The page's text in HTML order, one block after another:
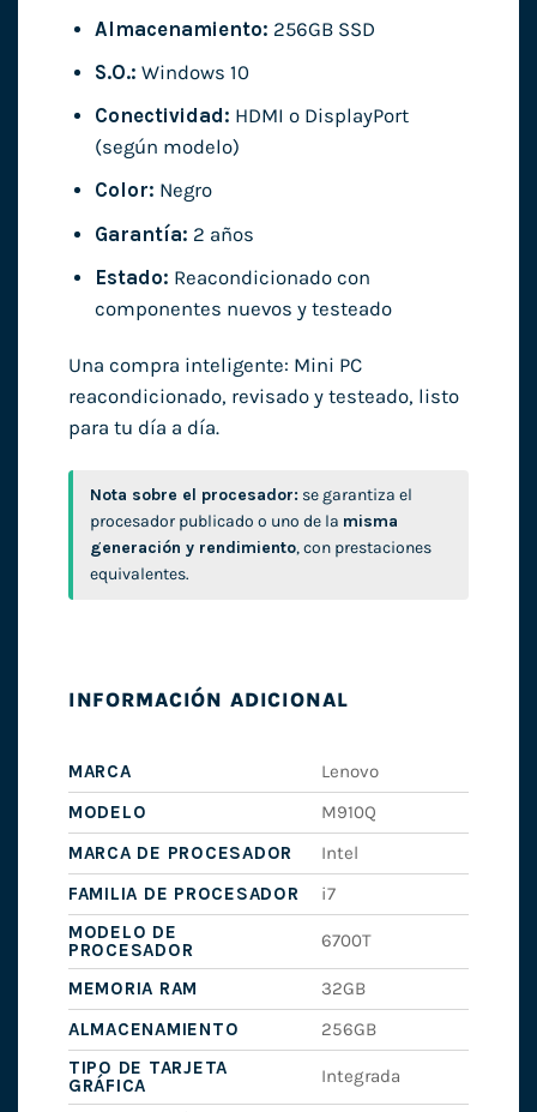
Almacenamiento: 256GB SSD
S.O.: Windows 10
Conectividad: HDMI o DisplayPort
(según modelo)
Color: Negro
Garantía: 2 años
Estado: Reacondicionado con
componentes nuevos y testeado
Una compra inteligente: Mini PC
reacondicionado, revisado y testeado, listo
para tu día a día.
Nota sobre el procesador: se garantiza el
procesador publicado o uno de la misma
generación y rendimiento, con prestaciones
equivalentes.
INFORMACIÓN ADICIONAL
MARCA
Lenovo
MODELO
M910Q
MARCA DE PROCESADOR
Intel
FAMILIA DE PROCESADOR
i7
MODELO DE
PROCESADOR
6700T
MEMORIA RAM
32GB
ALMACENAMIENTO
256GB
TIPO DE TARJETA
GRÁFICA
Integrada